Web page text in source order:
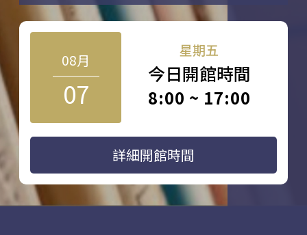
08月
07
星期五
今日開館時間
8:00 ~ 17:00
詳細開館時間